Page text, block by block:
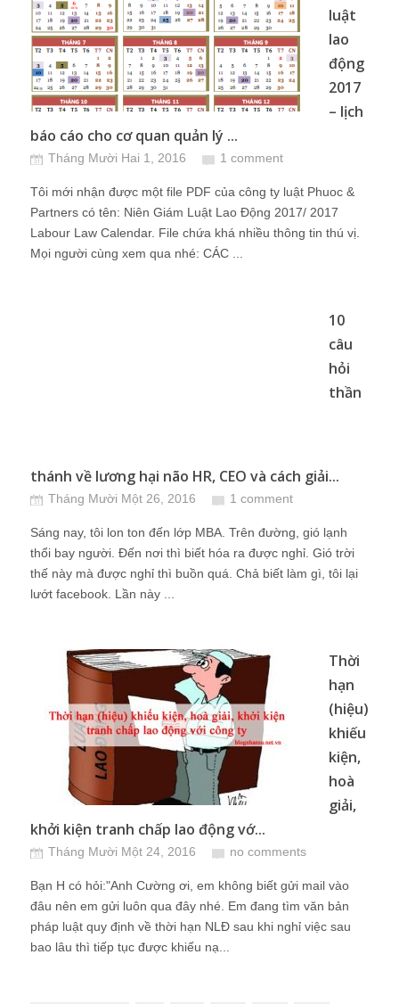
luật
lao
động
2017
– lịch
báo cáo cho cơ quan quản lý ...
Tháng Mười Hai 1, 2016 1 comment
Tôi mới nhận được một file PDF của công ty luật Phuoc &
Partners có tên: Niên Giám Luật Lao Động 2017/ 2017
Labour Law Calendar. File chứa khá nhiều thông tin thú vị.
Mọi người cùng xem qua nhé: CÁC ...
10
câu
hỏi
thần
thánh về lương hại não HR, CEO và cách giải...
Tháng Mười Một 26, 2016 1 comment
Sáng nay, tôi lon ton đến lớp MBA. Trên đường, gió lạnh
thổi bay người. Đến nơi thì biết hóa ra được nghỉ. Gió trời
thế này mà được nghỉ thì buồn quá. Chả biết làm gì, tôi lại
lướt facebook. Lần này ...
Thời
hạn
(hiệu)
khiếu
kiện,
hoà
giải,
khởi kiện tranh chấp lao động vớ...
Tháng Mười Một 24, 2016 no comments
Bạn H có hỏi:"Anh Cường ơi, em không biết gửi mail vào
đâu nên em gửi luôn qua đây nhé. Em đang tìm văn bản
pháp luật quy định về thời hạn NLĐ sau khi nghỉ việc sau
bao lâu thì tiếp tục được khiếu nạ...